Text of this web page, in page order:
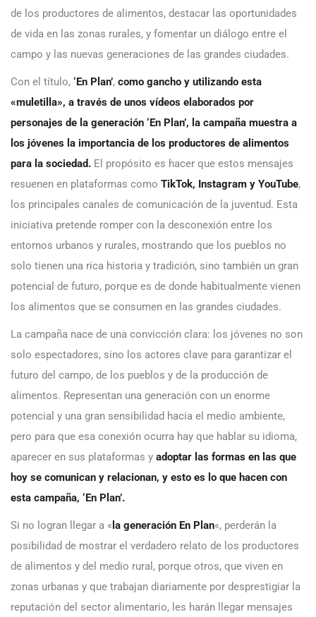
de los productores de alimentos, destacar las oportunidades
de vida en las zonas rurales, y fomentar un diálogo entre el
campo y las nuevas generaciones de las grandes ciudades.
Con el título, ‘En Plan’, como gancho y utilizando esta
«muletilla», a través de unos vídeos elaborados por
personajes de la generación ‘En Plan’, la campaña muestra a
los jóvenes la importancia de los productores de alimentos
para la sociedad. El propósito es hacer que estos mensajes
resuenen en plataformas como TikTok, Instagram y YouTube,
los principales canales de comunicación de la juventud. Esta
iniciativa pretende romper con la desconexión entre los
entornos urbanos y rurales, mostrando que los pueblos no
solo tienen una rica historia y tradición, sino también un gran
potencial de futuro, porque es de donde habitualmente vienen
los alimentos que se consumen en las grandes ciudades.
La campaña nace de una convicción clara: los jóvenes no son
solo espectadores, sino los actores clave para garantizar el
futuro del campo, de los pueblos y de la producción de
alimentos. Representan una generación con un enorme
potencial y una gran sensibilidad hacia el medio ambiente,
pero para que esa conexión ocurra hay que hablar su idioma,
aparecer en sus plataformas y adoptar las formas en las que
hoy se comunican y relacionan, y esto es lo que hacen con
esta campaña, ‘En Plan’.
Si no logran llegar a « la generación En Plan«, perderán la
posibilidad de mostrar el verdadero relato de los productores
de alimentos y del medio rural, porque otros, que viven en
zonas urbanas y que trabajan diariamente por desprestigiar la
reputación del sector alimentario, les harán llegar mensajes